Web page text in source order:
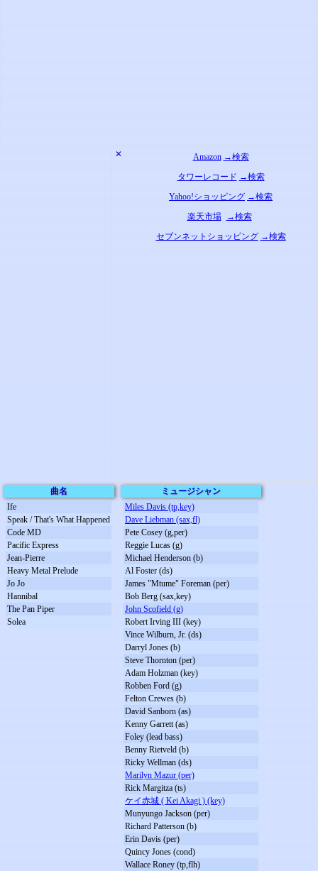
✕ Amazon →検索
タワーレコード →検索
Yahoo!ショッピング →検索
楽天市場
→検索
セブンネットショッピング →検索
曲名
Ife
Speak / That's What Happened
Code MD
Pacific Express
Jean-Pierre
Heavy Metal Prelude
Jo Jo
Hannibal
The Pan Piper
Solea
ミュージシャン
Miles Davis (tp,key)
Dave Liebman (sax,fl)
Pete Cosey (g,per)
Reggie Lucas (g)
Michael Henderson (b)
Al Foster (ds)
James "Mtume" Foreman (per)
Bob Berg (sax,key)
John Scofield (g)
Robert Irving III (key)
Vince Wilburn, Jr. (ds)
Darryl Jones (b)
Steve Thornton (per)
Adam Holzman (key)
Robben Ford (g)
Felton Crewes (b)
David Sanborn (as)
Kenny Garrett (as)
Foley (lead bass)
Benny Rietveld (b)
Ricky Wellman (ds)
Marilyn Mazur (per)
Rick Margitza (ts)
ケイ赤城 ( Kei Akagi ) (key)
Munyungo Jackson (per)
Richard Patterson (b)
Erin Davis (per)
Quincy Jones (cond)
Wallace Roney (tp,flh)